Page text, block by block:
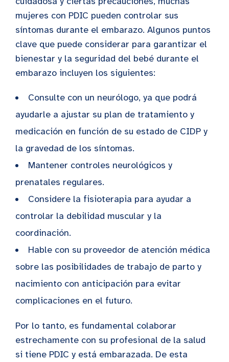
mujeres con PDIC pueden controlar sus
síntomas durante el embarazo. Algunos puntos
clave que puede considerar para garantizar el
bienestar y la seguridad del bebé durante el
embarazo incluyen los siguientes:
Consulte con un neurólogo, ya que podrá
ayudarle a ajustar su plan de tratamiento y
medicación en función de su estado de CIDP y
la gravedad de los síntomas.
Mantener controles neurológicos y
prenatales regulares.
Considere la fisioterapia para ayudar a
controlar la debilidad muscular y la
coordinación.
Hable con su proveedor de atención médica
sobre las posibilidades de trabajo de parto y
nacimiento con anticipación para evitar
complicaciones en el futuro.
Por lo tanto, es fundamental colaborar
estrechamente con su profesional de la salud
si tiene PDIC y está embarazada. De esta